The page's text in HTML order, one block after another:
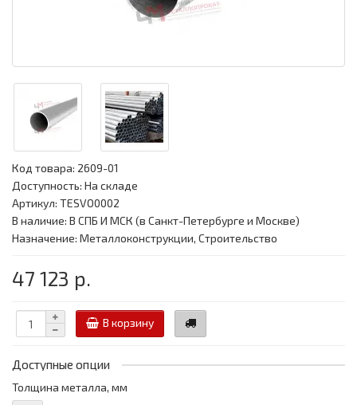
Код товара: 2609-01
Доступность: На складе
Артикул: TESVO0002
В наличие: В СПБ И МСК (в Санкт-Петербурге и Москве)
Назначение: Металлоконструкции, Строительство
47 123 р.
В корзину
Доступные опции
Толщина металла, мм